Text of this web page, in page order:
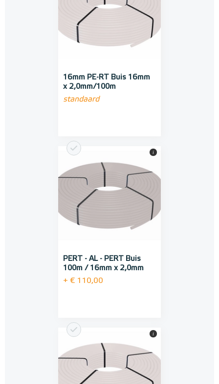
16mm PE-RT Buis 16mm
x 2,0mm/100m
standaard
PERT - AL - PERT Buis
100m / 16mm x 2,0mm
+ € 110,00
i
i